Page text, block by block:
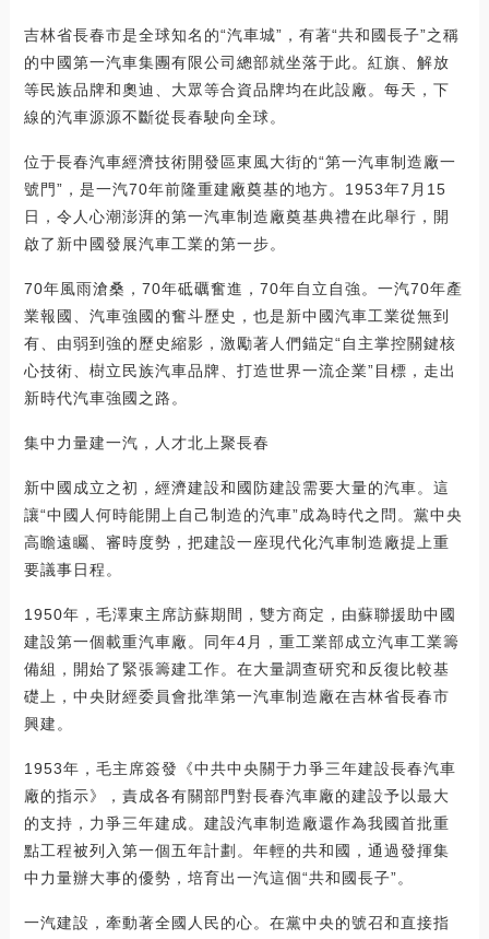
吉林省長春市是全球知名的“汽車城”，有著“共和國長子”之稱
的中國第一汽車集團有限公司總部就坐落于此。紅旗、解放
等民族品牌和奧迪、大眾等合資品牌均在此設廠。每天，下
線的汽車源源不斷從長春駛向全球。
位于長春汽車經濟技術開發區東風大街的“第一汽車制造廠一
號門”，是一汽70年前隆重建廠奠基的地方。1953年7月15
日，令人心潮澎湃的第一汽車制造廠奠基典禮在此舉行，開
啟了新中國發展汽車工業的第一步。
70年風雨滄桑，70年砥礪奮進，70年自立自強。一汽70年產
業報國、汽車強國的奮斗歷史，也是新中國汽車工業從無到
有、由弱到強的歷史縮影，激勵著人們錨定“自主掌控關鍵核
心技術、樹立民族汽車品牌、打造世界一流企業”目標，走出
新時代汽車強國之路。
集中力量建一汽，人才北上聚長春
新中國成立之初，經濟建設和國防建設需要大量的汽車。這
讓“中國人何時能開上自己制造的汽車”成為時代之問。黨中央
高瞻遠矚、審時度勢，把建設一座現代化汽車制造廠提上重
要議事日程。
1950年，毛澤東主席訪蘇期間，雙方商定，由蘇聯援助中國
建設第一個載重汽車廠。同年4月，重工業部成立汽車工業籌
備組，開始了緊張籌建工作。在大量調查研究和反復比較基
礎上，中央財經委員會批準第一汽車制造廠在吉林省長春市
興建。
1953年，毛主席簽發《中共中央關于力爭三年建設長春汽車
廠的指示》，責成各有關部門對長春汽車廠的建設予以最大
的支持，力爭三年建成。建設汽車制造廠還作為我國首批重
點工程被列入第一個五年計劃。年輕的共和國，通過發揮集
中力量辦大事的優勢，培育出一汽這個“共和國長子”。
一汽建設，牽動著全國人民的心。在黨中央的號召和直接指